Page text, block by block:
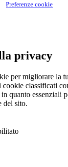
Preferenze cookie
privacy
per migliorare la
classificati
quanto essenziali
del sito.